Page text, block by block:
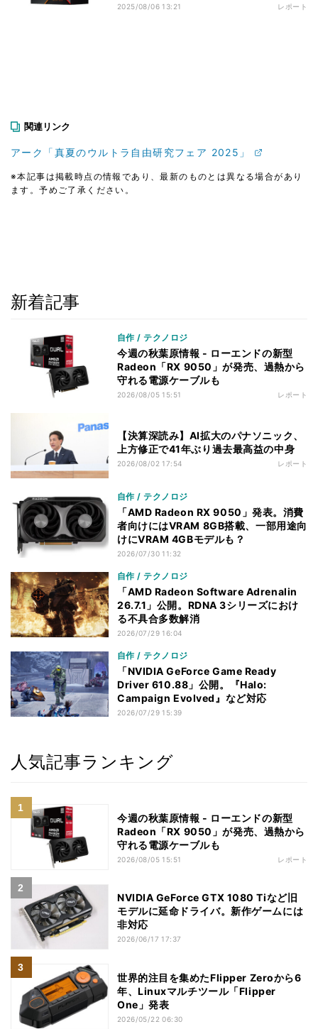
2025/08/06 13:21 レポート
関連リンク
アーク「真夏のウルトラ自由研究フェア 2025」
※本記事は掲載時点の情報であり、最新のものとは異なる場合があり
ます。予めご了承ください。
新着記事
自作 / テクノロジ
今週の秋葉原情報 - ローエンドの新型
Radeon「RX 9050」が発売、過熱から
守れる電源ケーブルも
2026/08/05 15:51 レポート
【決算深読み】AI拡大のパナソニック、
上方修正で41年ぶり過去最高益の中身
2026/08/02 17:54 レポート
自作 / テクノロジ
「AMD Radeon RX 9050」発表。消費
者向けにはVRAM 8GB搭載、一部用途向
けにVRAM 4GBモデルも？
2026/07/30 11:32
自作 / テクノロジ
「AMD Radeon Software Adrenalin
26.7.1」公開。RDNA 3シリーズにおけ
る不具合多数解消
2026/07/29 16:04
自作 / テクノロジ
「NVIDIA GeForce Game Ready
Driver 610.88」公開。『Halo:
Campaign Evolved』など対応
2026/07/29 15:39
人気記事ランキング
今週の秋葉原情報 - ローエンドの新型
Radeon「RX 9050」が発売、過熱から
守れる電源ケーブルも
2026/08/05 15:51 レポート
NVIDIA GeForce GTX 1080 Tiなど旧
モデルに延命ドライバ。新作ゲームには
非対応
2026/06/17 17:37
世界的注目を集めたFlipper Zeroから6
年、Linuxマルチツール「Flipper
One」発表
2026/05/22 06:30